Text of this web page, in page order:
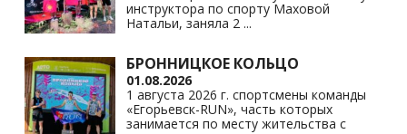
инструктора по спорту Маховой
Натальи, заняла 2 ...
БРОННИЦКОЕ КОЛЬЦО
01.08.2026
1 августа 2026 г. спортсмены команды
«Егорьевск-RUN», часть которых
занимается по месту жительства с